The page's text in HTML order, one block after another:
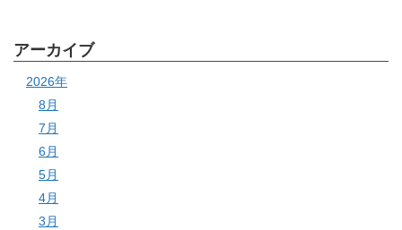
アーカイブ
2026年
8月
7月
6月
5月
4月
3月